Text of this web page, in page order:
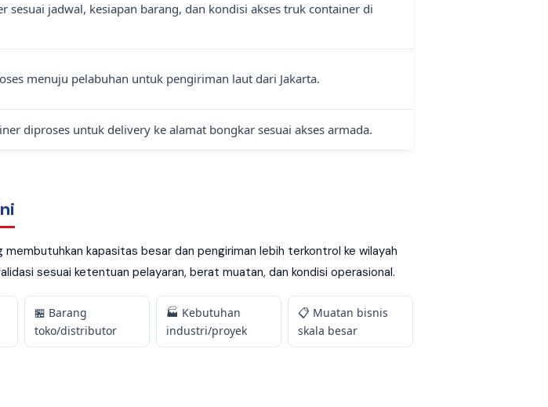
sesuai jadwal, kesiapan barang, dan kondisi akses truk container di
menuju pelabuhan untuk pengiriman laut dari Jakarta.
diproses untuk delivery ke alamat bongkar sesuai akses armada.
kapasitas besar dan pengiriman lebih terkontrol ke wilayah
sesuai ketentuan pelayaran, berat muatan, dan kondisi operasional.
🏪 Barang
toko/distributor
🏭 Kebutuhan
industri/proyek
📋 Muatan bisnis
skala besar